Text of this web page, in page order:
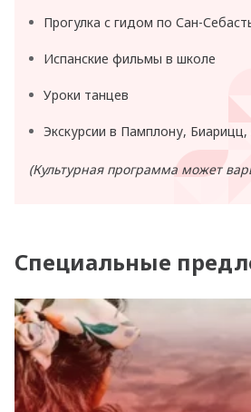
Прогулка с гидом по Сан-
Испанские фильмы в школе
Уроки танцев
Экскурсии в Памплону,
(Культурная программа может
Специальные